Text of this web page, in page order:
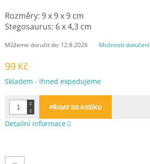
99 Kč
Měrná
Skladem - ihned expedujeme
Můžeme doručit do: 12.8.2026 Možnosti doručení
PŘIDAT DO KOŠÍKU
Rozměry: 9 x 9 x 9 cm
Stegosaurus: 6 x 4,3 cm
Detailní informace